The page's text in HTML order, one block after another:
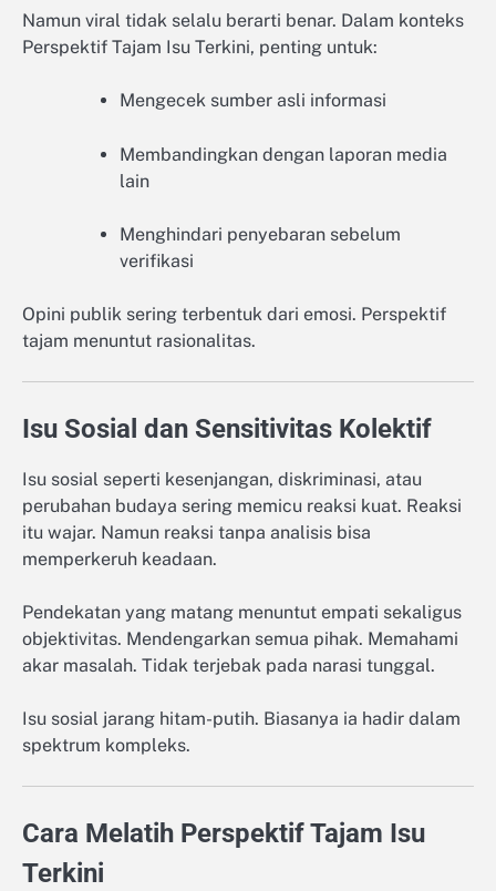
Namun viral tidak selalu berarti benar. Dalam konteks
Perspektif Tajam Isu Terkini, penting untuk:
Mengecek sumber asli informasi
Membandingkan dengan laporan media
lain
Menghindari penyebaran sebelum
verifikasi
Opini publik sering terbentuk dari emosi. Perspektif
tajam menuntut rasionalitas.
Isu Sosial dan Sensitivitas Kolektif
Isu sosial seperti kesenjangan, diskriminasi, atau
perubahan budaya sering memicu reaksi kuat. Reaksi
itu wajar. Namun reaksi tanpa analisis bisa
memperkeruh keadaan.
Pendekatan yang matang menuntut empati sekaligus
objektivitas. Mendengarkan semua pihak. Memahami
akar masalah. Tidak terjebak pada narasi tunggal.
Isu sosial jarang hitam-putih. Biasanya ia hadir dalam
spektrum kompleks.
Cara Melatih Perspektif Tajam Isu
Terkini